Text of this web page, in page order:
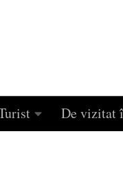
De vizitat